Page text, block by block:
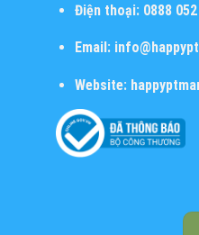
Điện thoại:0888 052
Email:
Website: